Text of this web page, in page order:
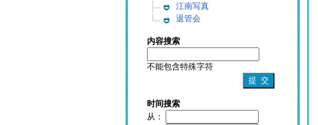
江南写真
退管会
内容搜索
不能包含特殊字符
时间搜索
从：